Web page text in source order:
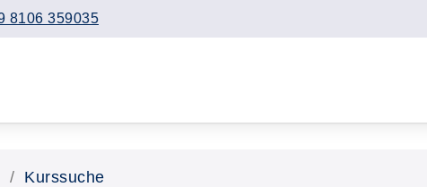
8106 359035
Kurssuche